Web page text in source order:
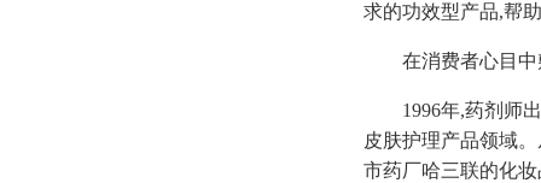
求的功效型产品,帮
在消费者心目
1996年,药剂师
皮肤护理产品领域
市药厂哈三联的化